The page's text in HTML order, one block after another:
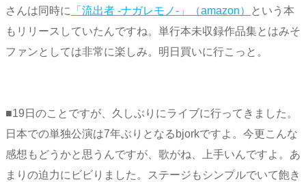
さんは同時に
「流出者 -ナガレモノ-」（amazon）
という本
もリリースしていたんですね。単行本未収録作品集とはみそ
ファンとしては非常に楽しみ。明日買いに行こっと。
■19日のことですが、久しぶりにライブに行ってきました。
日本での単独公演は7年ぶりとなるbjorkですよ。今更こんな
感想もどうかと思うんですが、歌がね、上手いんですよ。あ
まりの迫力にビビりました。ステージもシンプルでいて飽き